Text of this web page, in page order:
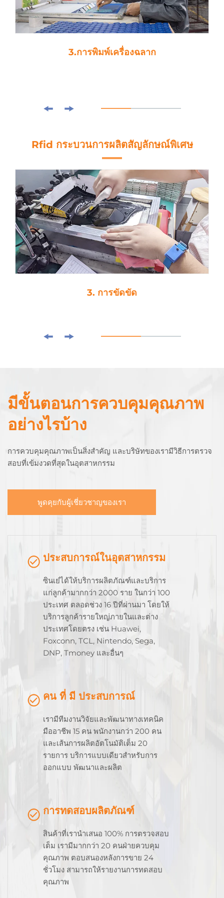
3.การพิมพ์เครื่องฉลาก
Rfid กระบวนการผลิตสัญลักษณ์พิเศษ
3. การขัดขัด
มีขั้นตอนการควบคุมคุณภาพ
อย่างไรบ้าง
การควบคุมคุณภาพเป็นสิ่งสําคัญ และบริษัทของเรามีวิธีการตรวจ
สอบที่เข้มงวดที่สุดในอุตสาหกรรม
พูดคุยกับผู้เชี่ยวชาญของเรา
ประสบการณ์ในอุตสาหกรรม
ซินเย๋ได้ให้บริการผลิตภัณฑ์และบริการ
แก่ลูกค้ามากกว่า 2000 ราย ในกว่า 100
ประเทศ ตลอดช่วง 16 ปีที่ผ่านมา โดยให้
บริการลูกค้ารายใหญ่ภายในและต่าง
ประเทศโดยตรง เช่น Huawei,
Foxconn, TCL, Nintendo, Sega,
DNP, Tmoney และอื่นๆ
คน ที่ มี ประสบการณ์
เรามีทีมงานวิจัยและพัฒนาทางเทคนิค
มืออาชีพ 15 คน พนักงานกว่า 200 คน
และเส้นการผลิตอัตโนมัติเต็ม 20
รายการ บริการแบบเดียวสําหรับการ
ออกแบบ พัฒนาและผลิต
การทดสอบผลิตภัณฑ์
สินค้าที่เรานําเสนอ 100% การตรวจสอบ
เต็ม เรามีมากกว่า 20 คนฝ่ายควบคุม
คุณภาพ ตอบสนองหลังการขาย 24
ชั่วโมง สามารถให้รายงานการทดสอบ
คุณภาพ